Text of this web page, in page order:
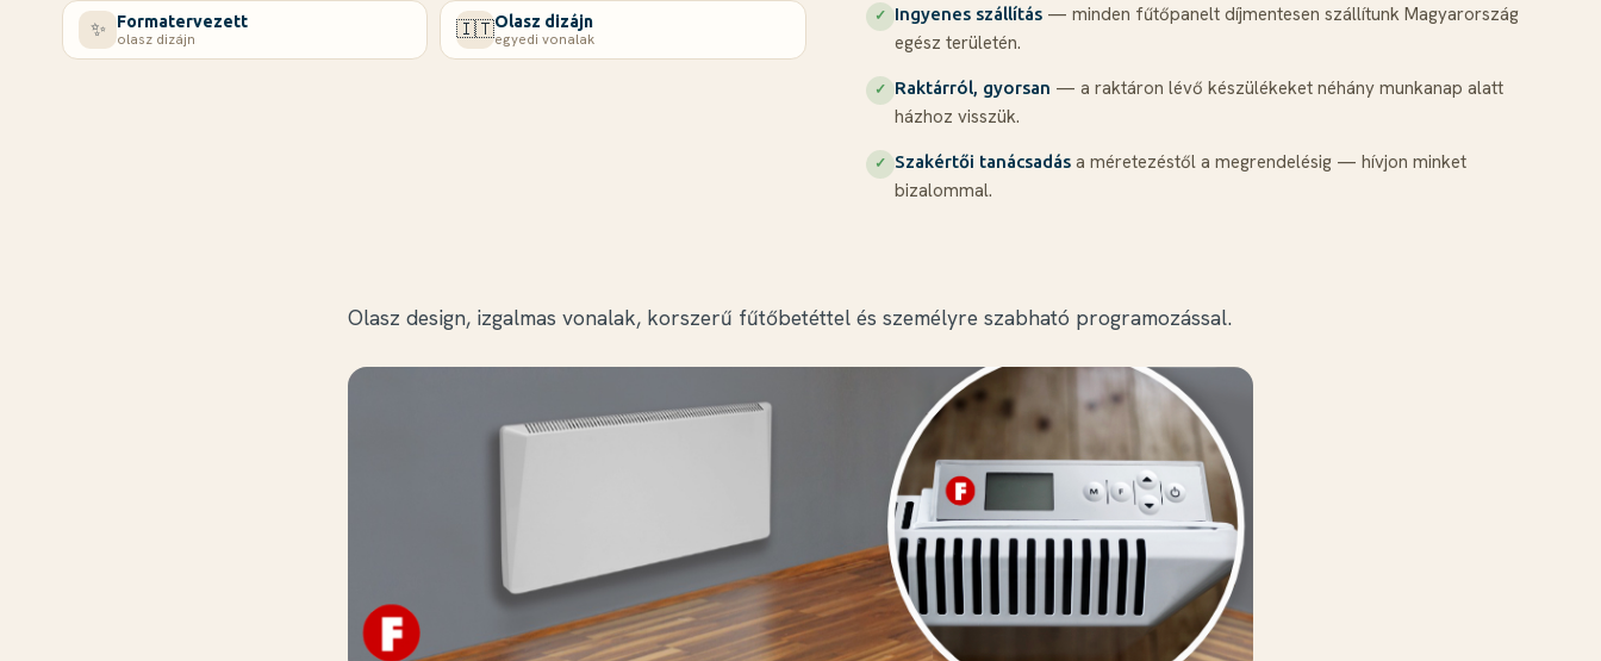
✨ Formatervezett
olasz dizájn 🇮🇹Olasz dizájn
egyedi vonalak
✓ Ingyenes szállítás— minden fűtőpanelt díjmentesen szállítunk Magyarország
egész területén.
✓ Raktárról, gyorsan — a raktáron lévő készülékeket néhány munkanap alatt
házhoz visszük.
✓ Szakértői tanácsadása méretezéstől a megrendelésig — hívjon minket
bizalommal.
Olasz design, izgalmas vonalak, korszerű fűtőbetéttel és személyre szabható programozással.